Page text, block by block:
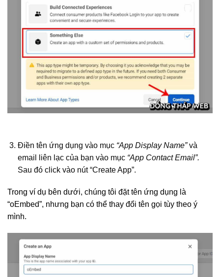
Điền tên ứng dụng vào mục “App Display Name”và
email liên lạc của bạn vào mục “App Contact Email”.
Sau đó click vào nút “Create App”.
Trong ví dụ bên dưới, chúng tôi đặt tên ứng dụng là
“oEmbed”, nhưng bạn có thể thay đổi tên gọi tùy theo ý
mình.